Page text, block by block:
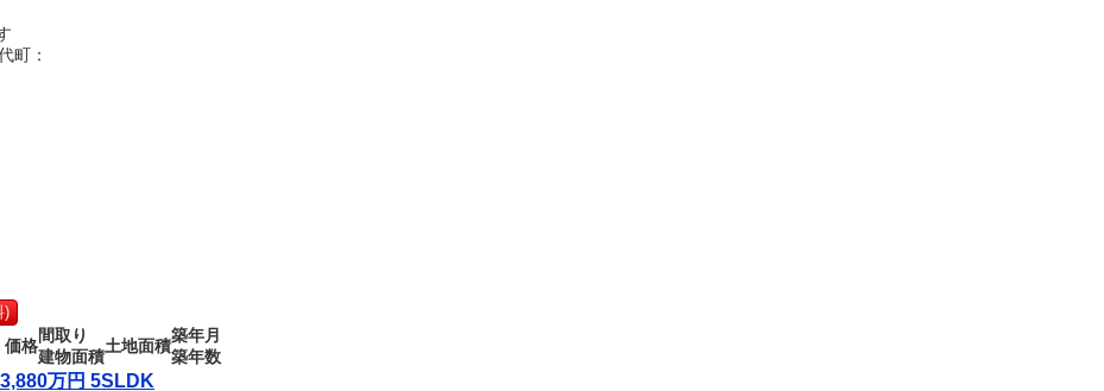
町：
)
価格
間取り
建物面積
土地面積
築年月
築年数
万円 5SLDK